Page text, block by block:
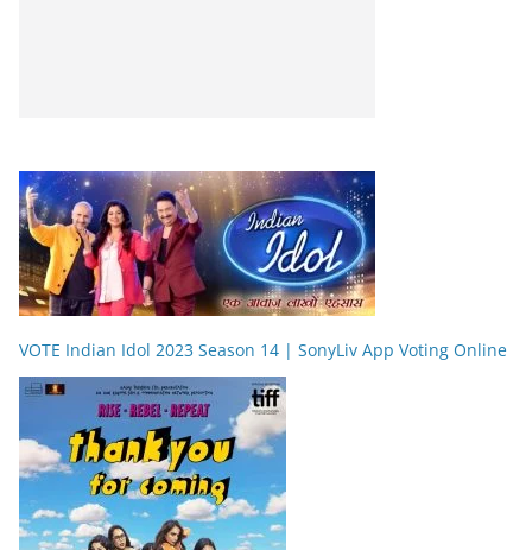
VOTE Indian Idol 2023 Season 14 | SonyLiv App Voting Online